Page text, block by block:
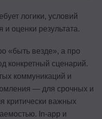
логики, условий
оценки результата.
«быть везде», а про
конкретный сценарий.
коммуникаций и
— для срочных и
критически важных
In-app и